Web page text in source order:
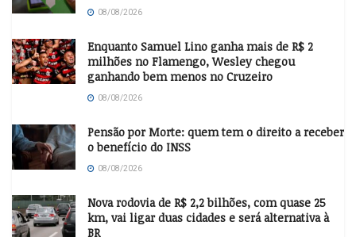
08/08/2026
Enquanto Samuel Lino ganha mais de R$ 2
milhões no Flamengo, Wesley chegou
ganhando bem menos no Cruzeiro
08/08/2026
Pensão por Morte: quem tem o direito a receber
o benefício do INSS
08/08/2026
Nova rodovia de R$ 2,2 bilhões, com quase 25
km, vai ligar duas cidades e será alternativa à
BR